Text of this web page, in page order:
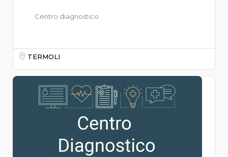
Centro diagnostico
TERMOLI